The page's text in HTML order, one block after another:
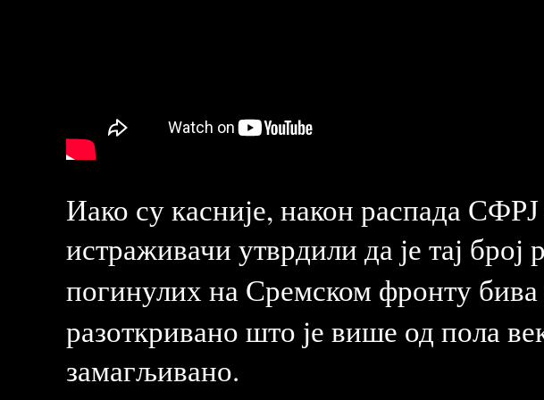
Иако су касније, након распада
истраживачи утврдили да је тај
погинулих на Сремском фронту бива
разоткривано што је више од пола
замагљивано.